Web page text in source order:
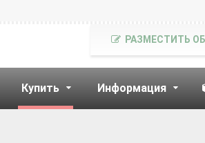
Купить Информация
РАЗМЕСТИТЬ